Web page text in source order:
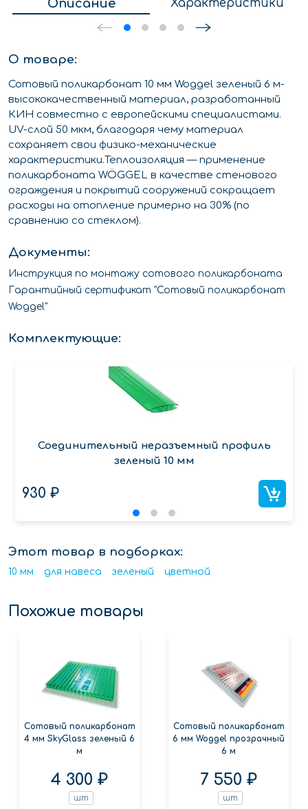
Описание Характеристики
О товаре:
Сотовый поликарбонат 10 мм Woggel зеленый 6 м-
высококачественный материал, разработанный
КИН совместно с европейскими специалистами.
UV-слой 50 мкм, благодаря чему материал
сохраняет свои физико-механические
характеристики.Теплоизоляция — применение
поликарбоната WÖGGEL в качестве стенового
ограждения и покрытий сооружений сокращает
расходы на отопление примерно на 30% (по
сравнению со стеклом).
Документы:
Инструкция по монтажу сотового поликарбоната
Гарантийный сертификат "Сотовый поликарбонат
Woggel"
Комплектующие:
Соединительный неразъемный профиль
зеленый 10 мм
930 ₽
Этот товар в подборках:
10 мм для навеса зеленый цветной
Похожие товары
Сотовый поликарбонат
4 мм SkyGlass зеленый 6
м
4 300 ₽
шт
Сотовый поликарбонат
6 мм Woggel прозрачный
6 м
7 550 ₽
шт